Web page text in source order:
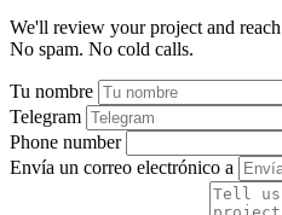
We'll review your project and
No spam. No cold calls.
Tu nombre
Telegram
Phone number
Envía un correo electrónico a